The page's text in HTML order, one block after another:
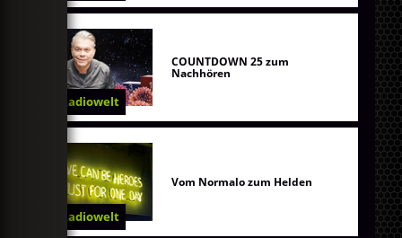
Radiowelt
COUNTDOWN 25 zum
Nachhören
Radiowelt
Vom Normalo zum Helden